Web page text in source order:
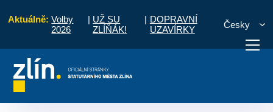
Aktuálně: Volby
2026
| UŽ SU
ZLÍŇÁK!
| DOPRAVNÍ
UZAVÍRKY
Česky